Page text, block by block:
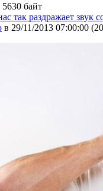
5630 байт
так раздражает звук
в 29/11/2013 07:00:00 (